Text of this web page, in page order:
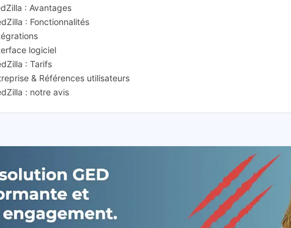
: Avantages
: Fonctionnalités
logiciel
: Tarifs
& Références utilisateurs
: notre avis